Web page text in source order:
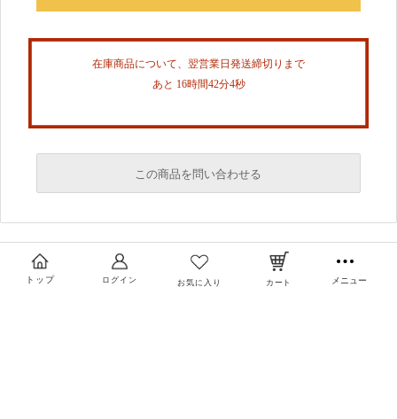
在庫商品について、翌営業日発送締切りまで
あと 16時間42分4秒
この商品を問い合わせる
トップ ログイン お気に入り カート メニュー